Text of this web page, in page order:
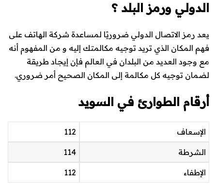
الدولي ورمز البلد ؟
يعد رمز الاتصال الدولي ضروريًا لمساعدة شركة الهاتف على
فهم المكان الذي تريد توجيه مكالمتك إليه و من المفهوم أنه
مع وجود العديد من البلدان في العالم فإن إيجاد طريقة
لضمان توجيه كل مكالمة إلى المكان الصحيح أمر ضروري.
أرقام الطوارئ في السويد
الإسعاف 112
الشرطة 114
الإطفاء 112